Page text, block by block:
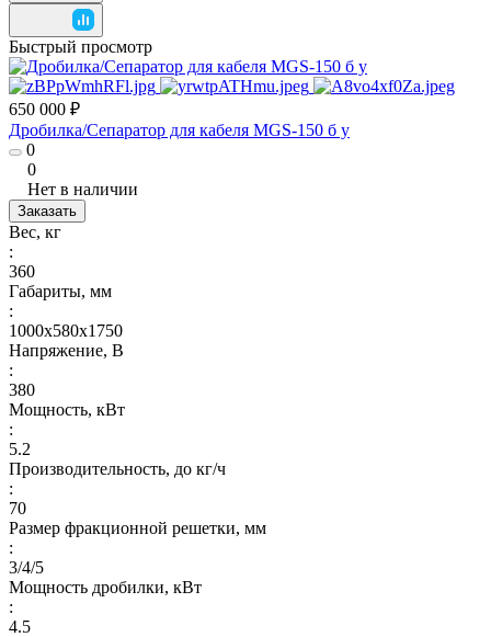
Быстрый просмотр
650 000 ₽
Дробилка/Сепаратор для кабеля MGS-150 б у
0
0
Нет в наличии
Заказать
Вес, кг
:
360
Габариты, мм
:
1000х580х1750
Напряжение, В
:
380
Мощность, кВт
:
5.2
Производительность, до кг/ч
:
70
Размер фракционной решетки, мм
:
3/4/5
Мощность дробилки, кВт
:
4.5